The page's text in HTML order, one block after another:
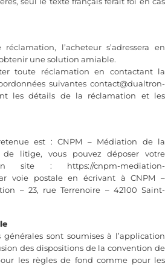
l’acheteur s’adressera en
une solution amiable.
toute réclamation en contactant la
suivantes contact@dualtron-
les détails de la réclamation et les
est : CNPM – Médiation de la
de litige, vous pouvez déposer votre
site : https://cnpm-mediation-
voie postale en écrivant à CNPM –
– 23, rue Terrenoire – 42100 Saint-
sont soumises à l’application
des dispositions de la convention de
les règles de fond comme pour les